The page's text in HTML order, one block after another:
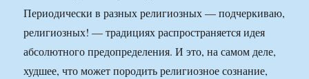
Периодически в разных религиозных — подчеркиваю,
религиозных! — традициях распространяется идея
абсолютного предопределения. И это, на самом деле,
худшее, что может породить религиозное сознание,